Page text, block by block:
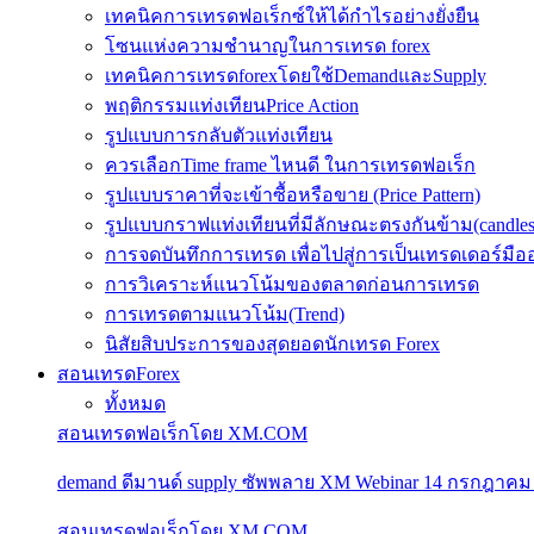
เทคนิคการเทรดฟอเร็กซ์ให้ได้กำไรอย่างยั่งยืน
โซนแห่งความชำนาญในการเทรด forex
เทคนิคการเทรดforexโดยใช้DemandและSupply
พฤติกรรมแท่งเทียนPrice Action
รูปแบบการกลับตัวแท่งเทียน
ควรเลือกTime frame ไหนดี ในการเทรดฟอเร็ก
รูปแบบราคาที่จะเข้าซื้อหรือขาย (Price Pattern)
รูปแบบกราฟแท่งเทียนที่มีลักษณะตรงกันข้าม
การจดบันทึกการเทรด เพื่อไปสู่การเป็นเทรดเดอร์มื
การวิเคราะห์แนวโน้มของตลาดก่อนการเทรด
การเทรดตามแนวโน้ม(Trend)
นิสัยสิบประการของสุดยอดนักเทรด Forex
สอนเทรดForex
ทั้งหมด
สอนเทรดฟอเร็กโดย XM.COM
demand ดีมานด์ supply ซัพพลาย XM Webinar 14 กรกฎาคม